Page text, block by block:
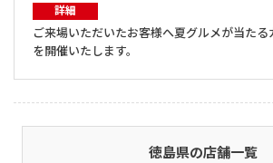
詳細
ご来場いただいたお客様へ夏グルメが当た
を開催いたします。
徳島県の店舗一覧